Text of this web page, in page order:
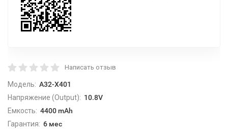
Написать отзыв
Модель: A32-X401
Напряжение (Output): 10.8V
Емкость: 4400 mAh
Гарантия: 6 мес